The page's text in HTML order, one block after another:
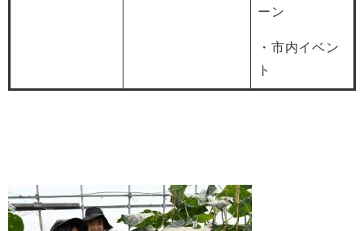
ーン
・市内イベン
ト